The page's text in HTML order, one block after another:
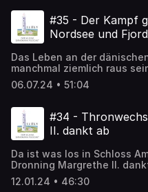
Menschen in der Kommune
Weise. Der Leuchtturm an
abbricht - wie im
#35 - Der Kampf
Nordsee und Fjord
Das Leben an der
manchmal ziemlich raus
Wassers formen die
das auf Holmsland Klit,
Ringkøbing Skjern
gegen das Wasser
haben.
06.07.24 • 51:04
#34 -
II. dankt ab
Da ist was los in Schloss
Dronning Margrethe II.
Thron ab. Eine große
und eine gute Gelegenheit
12.01.24 • 46:30